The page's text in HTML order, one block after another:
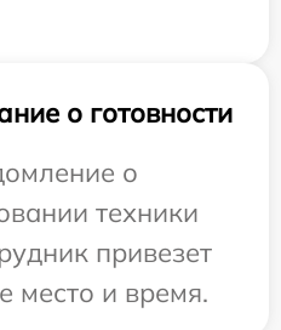
о готовности
о
техники
привезет
место и время.